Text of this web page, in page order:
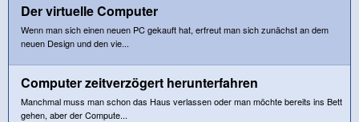
Der virtuelle Computer
Wenn man sich einen neuen PC gekauft hat, erfreut man sich zunächst an dem
neuen Design und den vie...
Computer zeitverzögert herunterfahren
Manchmal muss man schon das Haus verlassen oder man möchte bereits ins Bett
gehen, aber der Compute...